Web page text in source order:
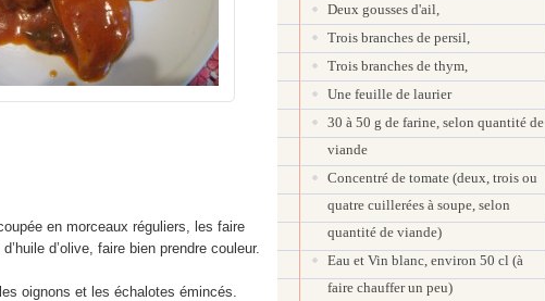
Deux gousses d'ail,
Trois branches de persil,
Trois branches de thym,
Une feuille de laurier
30 à 50 g de farine, selon quantité de
viande
Concentré de tomate (deux, trois ou
quatre cuillerées à soupe, selon
quantité de viande)
Eau et Vin blanc, environ 50 cl (à
faire chauffer un peu)
en morceaux réguliers, les faire
d’olive, faire bien prendre couleur.
oignons et les échalotes émincés.